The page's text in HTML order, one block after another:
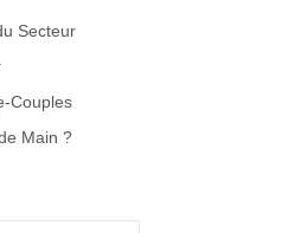
Secteur
Couples
Main ?